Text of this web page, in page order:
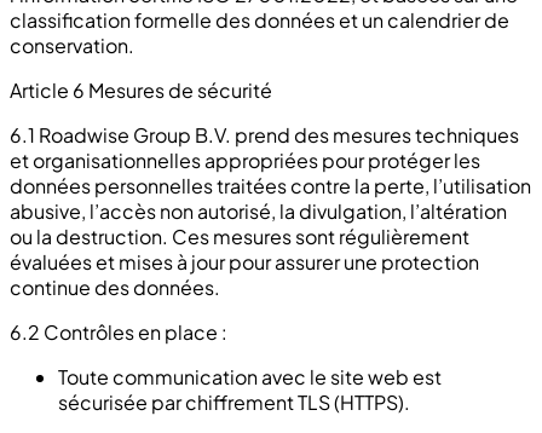
classification formelle des données et un calendrier de
conservation.
Article 6 Mesures de sécurité
6.1 Roadwise Group B.V. prend des mesures techniques
et organisationnelles appropriées pour protéger les
données personnelles traitées contre la perte, l’utilisation
abusive, l’accès non autorisé, la divulgation, l’altération
ou la destruction. Ces mesures sont régulièrement
évaluées et mises à jour pour assurer une protection
continue des données.
6.2 Contrôles en place :
Toute communication avec le site web est
sécurisée par chiffrement TLS (HTTPS).